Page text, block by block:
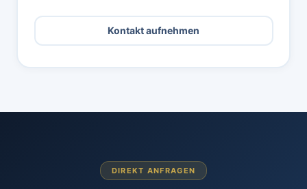
Kontakt aufnehmen
DIREKT ANFRAGEN